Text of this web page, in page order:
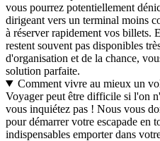
vous pourrez potentiellement
dirigeant vers un terminal moins
à réserver rapidement vos billets.
restent souvent pas disponibles
d'organisation et de la chance,
solution parfaite.
Comment vivre au mieux un
Voyager peut être difficile si l'on
vous inquiétez pas ! Nous vous
pour démarrer votre escapade en
indispensables emporter dans